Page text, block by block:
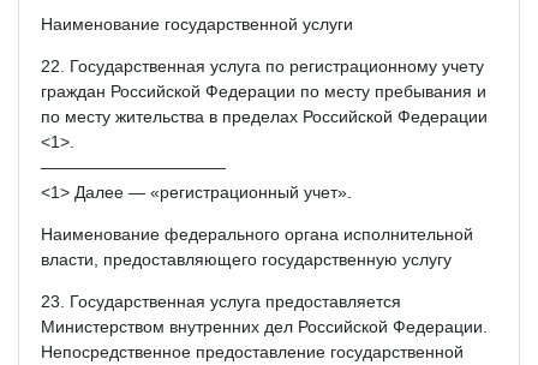
Наименование государственной услуги
22. Государственная услуга по регистрационному учету
граждан Российской Федерации по месту пребывания и
по месту жительства в пределах Российской Федерации
<1>.
———————————
<1> Далее — «регистрационный учет».
Наименование федерального органа исполнительной
власти, предоставляющего государственную услугу
23. Государственная услуга предоставляется
Министерством внутренних дел Российской Федерации.
Непосредственное предоставление государственной